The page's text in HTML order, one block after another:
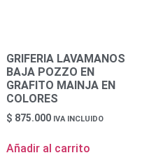
GRIFERIA LAVAMANOS
BAJA POZZO EN
GRAFITO MAINJA EN
COLORES
$ 875.000 IVA INCLUIDO
Añadir al carrito